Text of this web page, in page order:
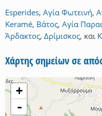
Esperides, Αγία Φωτεινή,
Keramé, Βάτος, Αγία
Άρδακτος, Δρίμισκος, και
Χάρτης σημείων σε
+
-